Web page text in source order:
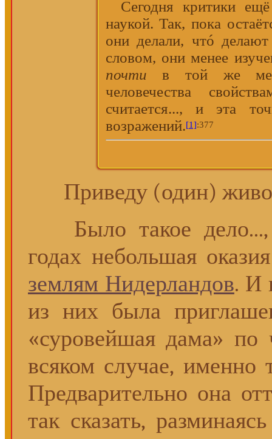
Сегодня критики
наукой. Так, пока
они делали, чтó
словом, они менее
почти в той же
человечества
считается..., и эта
возражений.[1]:377
Приведу (один)
Было такое дело...,
годах небольшая
землям Нидерландов. И
из них была
«суровейшая дама» по
всяком случае, именно
Предварительно она
так сказать,